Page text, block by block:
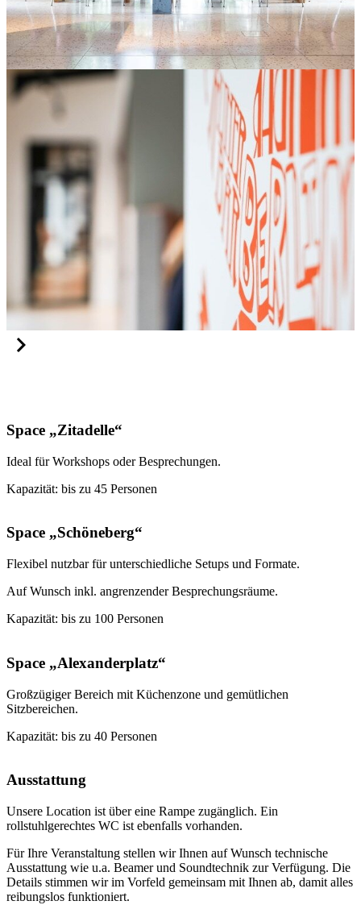
Space „Zitadelle“
Ideal für Workshops oder Besprechungen.
Kapazität: bis zu 45 Personen
Space „Schöneberg“
Flexibel nutzbar für unterschiedliche Setups und Formate.
Auf Wunsch inkl. angrenzender Besprechungsräume.
Kapazität: bis zu 100 Personen
Space „Alexanderplatz“
Großzügiger Bereich mit Küchenzone und gemütlichen
Sitzbereichen.
Kapazität: bis zu 40 Personen
Ausstattung
Unsere Location ist über eine Rampe zugänglich. Ein
rollstuhlgerechtes WC ist ebenfalls vorhanden.
Für Ihre Veranstaltung stellen wir Ihnen auf Wunsch technische
Ausstattung wie u.a. Beamer und Soundtechnik zur Verfügung. Die
Details stimmen wir im Vorfeld gemeinsam mit Ihnen ab, damit alles
reibungslos funktioniert.